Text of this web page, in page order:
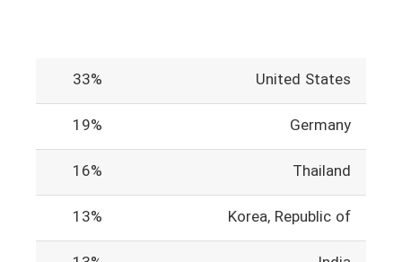
United States
33%
Germany
19%
Thailand
16%
Korea, Republic of
13%